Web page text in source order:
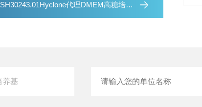
SH30243.01Hyclone代理DMEM高糖培养基浙江杭州